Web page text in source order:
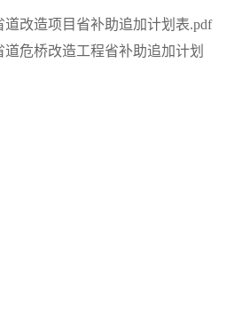
道改造项目省补助追加计划表.pdf
道危桥改造工程省补助追加计划